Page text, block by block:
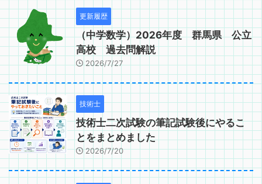
更新履歴
（中学数学）2026年度 群馬県 公立
高校 過去問解説
2026/7/27
技術士
技術士二次試験の筆記試験後にやるこ
とをまとめました
2026/7/20